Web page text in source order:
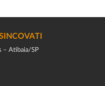
– Atibaia/SP